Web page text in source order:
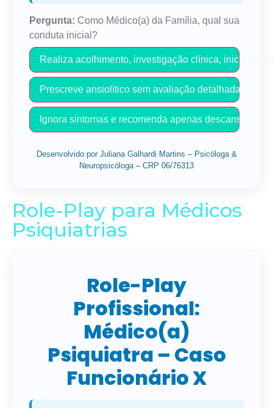
Pergunta: Como Médico(a) da Família, qual sua
conduta inicial?
Realiza acolhimento, investigação clínica, inicia
Prescreve ansiolítico sem avaliação detalhada.
Ignora sintomas e recomenda apenas descanso.
Desenvolvido por Juliana Galhardi Martins – Psicóloga &
Neuropsicóloga – CRP 06/76313
Role-Play para Médicos
Psiquiatrias
Role-Play
Profissional:
Médico(a)
Psiquiatra – Caso
Funcionário X